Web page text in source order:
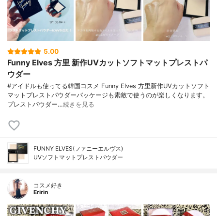
5.00
Funny Elves 方里 新作UVカットソフトマットプレストパ
ウダー
#アイドルも使ってる韓国コスメ Funny Elves 方里新作UVカットソフト
マットプレストパウダーパッケージも素敵で使うのが楽しくなります。
プレストパウダー…続きを見る
FUNNY ELVES(ファニーエルヴス)
UVソフトマットプレストパウダー
コスメ好き
Eririn